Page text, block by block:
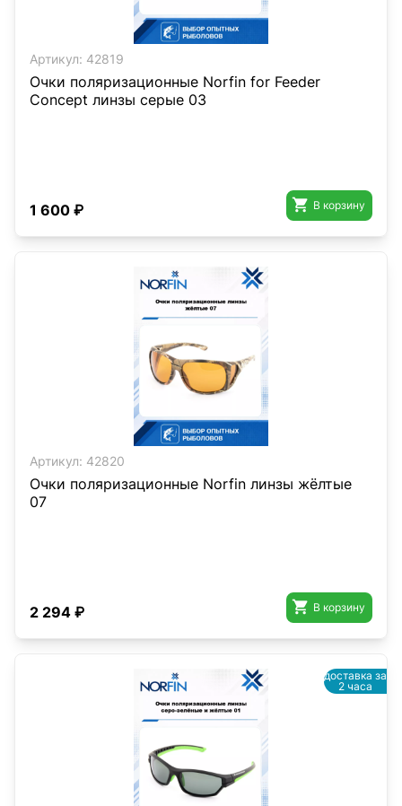
Артикул: 42819
Очки поляризационные Norfin for Feeder
Concept линзы серые 03
1 600 ₽  В корзину
Артикул: 42820
Очки поляризационные Norfin линзы жёлтые
07
2 294 ₽  В корзину
доставка за
2 часа